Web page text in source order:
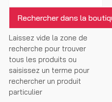
Laissez vide la zone de
recherche pour trouver
tous les produits ou
saisissez un terme pour
rechercher un produit
particulier